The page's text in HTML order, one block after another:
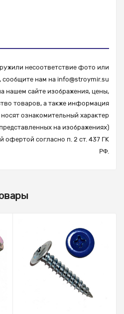
несоответствие фото или
сообщите нам на info@stroymir.su
нашем сайте изображения, цены,
товаров, а также информация
ознакомительный характер
на изображениях)
офертой согласно п. 2 ст. 437 ГК
РФ.